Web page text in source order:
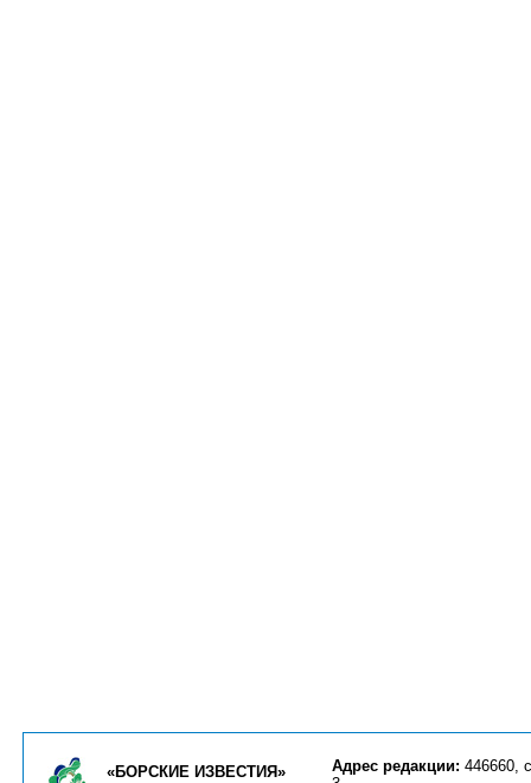
«БОРСКИЕ ИЗВЕСТИЯ»
Адрес редакции: 446660,